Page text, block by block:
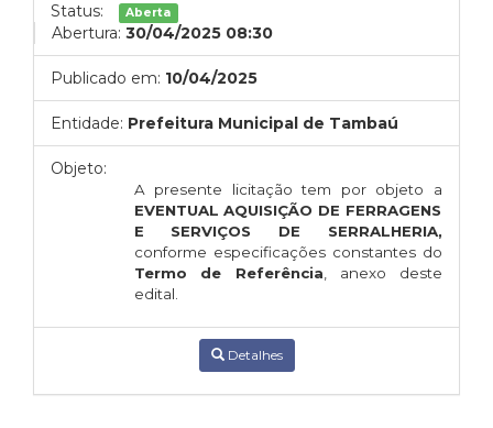
Status: Aberta
Abertura: 30/04/2025 08:30
Publicado em: 10/04/2025
Entidade: Prefeitura Municipal de Tambaú
Objeto:
A presente licitação tem por objeto a
EVENTUAL AQUISIÇÃO DE FERRAGENS
E SERVIÇOS DE SERRALHERIA,
conforme especificações constantes do
Termo de Referência , anexo deste
edital.
Detalhes